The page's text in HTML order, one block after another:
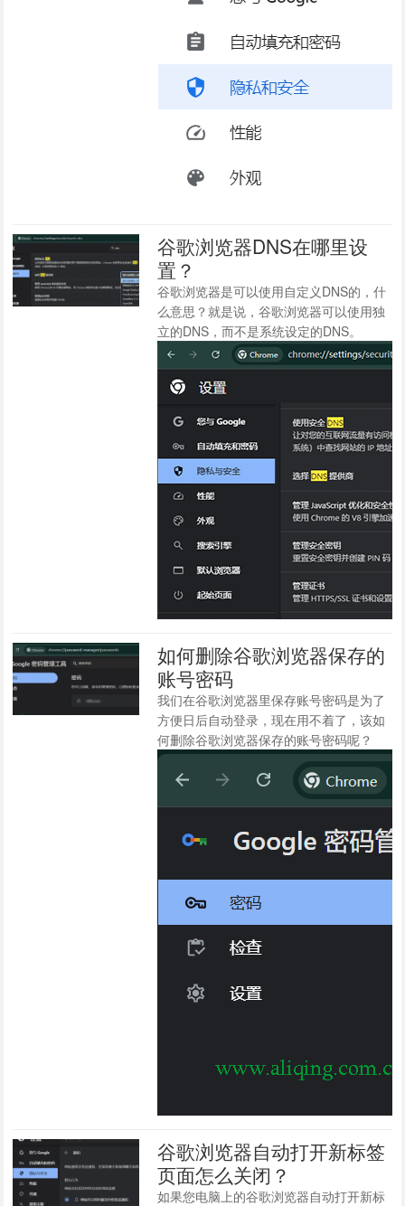
谷歌浏览器DNS在哪里设
置？
谷歌浏览器是可以使用自定义DNS的，什
么意思？就是说，谷歌浏览器可以使用独
立的DNS，而不是系统设定的DNS。
如何删除谷歌浏览器保存的
账号密码
我们在谷歌浏览器里保存账号密码是为了
方便日后自动登录，现在用不着了，该如
何删除谷歌浏览器保存的账号密码呢？
谷歌浏览器自动打开新标签
页面怎么关闭？
如果您电脑上的谷歌浏览器自动打开新标